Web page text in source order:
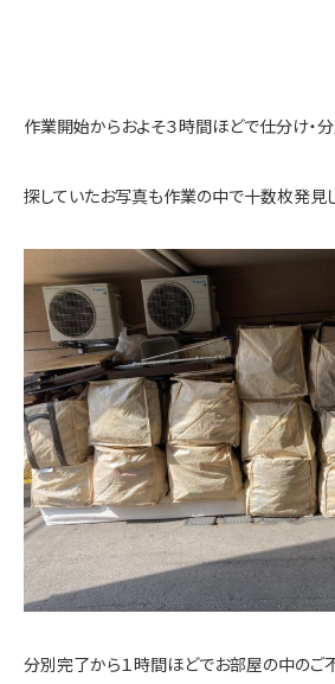
作業開始からおよそ３時間ほどで仕分け・分
探していたお写真も作業の中で十数枚発見
分別完了から１時間ほどでお部屋の中の